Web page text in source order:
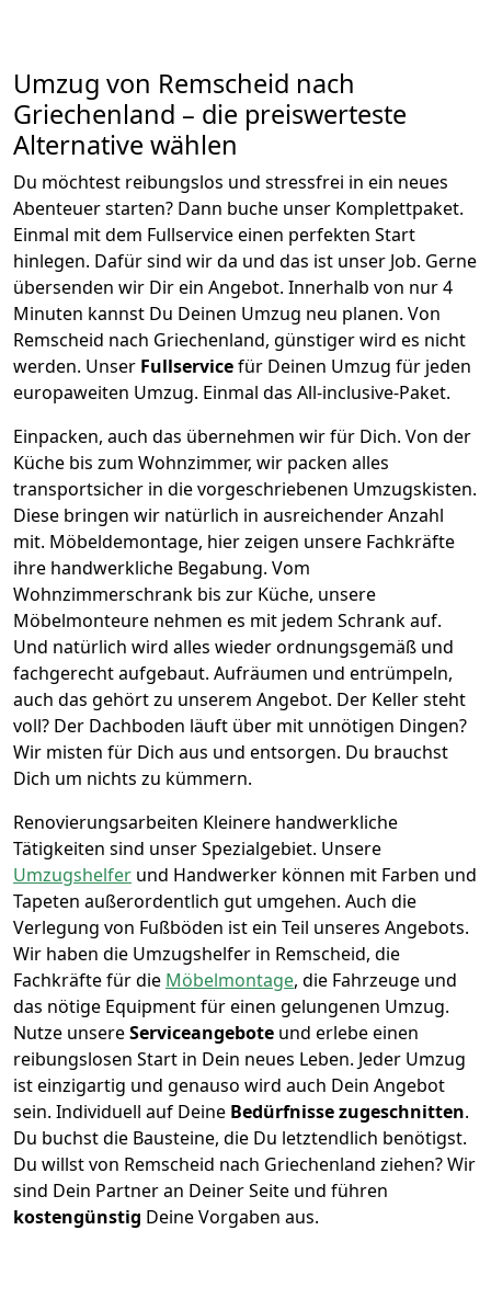
Umzug von Remscheid nach
Griechenland – die preiswerteste
Alternative wählen
Du möchtest reibungslos und stressfrei in ein neues
Abenteuer starten? Dann buche unser Komplettpaket.
Einmal mit dem Fullservice einen perfekten Start
hinlegen. Dafür sind wir da und das ist unser Job. Gerne
übersenden wir Dir ein Angebot. Innerhalb von nur4
Minuten kannst Du Deinen Umzug neu planen. Von
Remscheid nach Griechenland, günstiger wird es nicht
werden. Unser Fullservicefür Deinen Umzug für jeden
europaweiten Umzug. Einmal das All-inclusive-Paket.
Einpacken, auch das übernehmen wir für Dich. Von der
Küche bis zum Wohnzimmer, wir packen alles
transportsicher in die vorgeschriebenen Umzugskisten.
Diese bringen wir natürlich in ausreichender Anzahl
mit. Möbeldemontage, hier zeigen unsere Fachkräfte
ihre handwerkliche Begabung. Vom
Wohnzimmerschrank bis zur Küche, unsere
Möbelmonteure nehmen es mit jedem Schrank auf.
Und natürlich wird alles wieder ordnungsgemäß und
fachgerecht aufgebaut. Aufräumen und entrümpeln,
auch das gehört zu unserem Angebot. Der Keller steht
voll? Der Dachboden läuft über mit unnötigen Dingen?
Wir misten für Dich aus und entsorgen. Du brauchst
Dich um nichts zu kümmern.
Renovierungsarbeiten Kleinere handwerkliche
Tätigkeiten sind unser Spezialgebiet. Unsere
Umzugshelfer und Handwerker können mit Farben und
Tapeten außerordentlich gut umgehen. Auch die
Verlegung von Fußböden ist ein Teil unseres Angebots.
Wir haben die Umzugshelfer in Remscheid, die
Fachkräfte für die Möbelmontage, die Fahrzeuge und
das nötige Equipment für einen gelungenen Umzug.
Nutze unsereServiceangebote und erlebe einen
reibungslosen Start in Dein neues Leben. Jeder Umzug
ist einzigartig und genauso wird auch Dein Angebot
sein. Individuell auf Deine Bedürfnisse zugeschnitten.
Du buchst die Bausteine, die Du letztendlich benötigst.
Du willst von Remscheid nach Griechenland ziehen? Wir
sind Dein Partner an Deiner Seite und führen
kostengünstig Deine Vorgaben aus.